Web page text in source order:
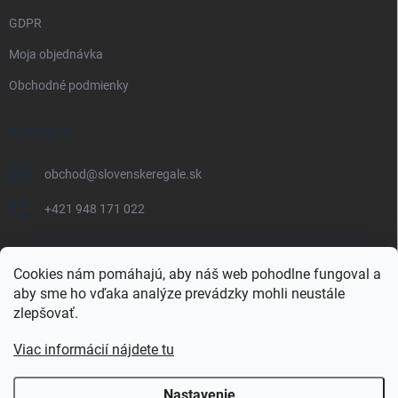
Cookies nám pomáhajú, aby náš web pohodlne fungoval a
aby sme ho vďaka analýze prevádzky mohli neustále
zlepšovať.
Viac informácií nájdete tu
GDPR
Moja objednávka
Obchodné podmienky
KONTAKT
obchod@slovenskeregale.sk
+421 948 171 022
Najnakup.sk Heureka.sk Pricemania.sk